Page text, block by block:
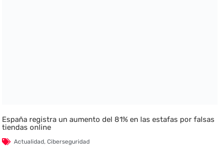
España registra un aumento del 81% en las estafas por falsas
tiendas online
Actualidad,Ciberseguridad